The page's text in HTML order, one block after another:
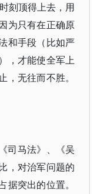
刻顶得上去，用
为只有在正确原
和手段（比如严
，才能使全军上
无往而不胜。
司马法》、《吴
，对治军问题的
突出的位置。